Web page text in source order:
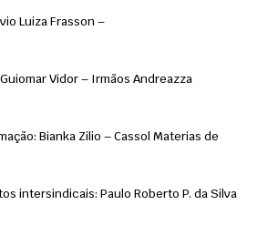
Luiza Frasson –
Vidor – Irmãos Andreazza
Bianka Zilio – Cassol Materias de
intersindicais: Paulo Roberto P. da Silva